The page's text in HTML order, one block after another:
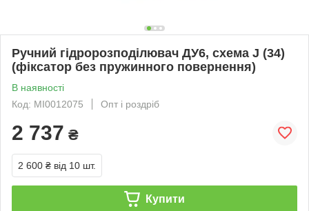
Ручний гідророзподілювач ДУ6, схема J (34)
(фіксатор без пружинного повернення)
В наявності
Код: MI0012075
Опт і роздріб
2 737 ₴
2 600 ₴ від 10 шт.
Купити